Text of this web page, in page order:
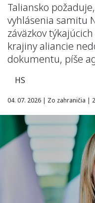
Taliansko
vyhlásenia samitu
záväzkov
krajiny aliancie
dokumentu, píše
HS
04. 07. 2026 | Zo zahraničia |